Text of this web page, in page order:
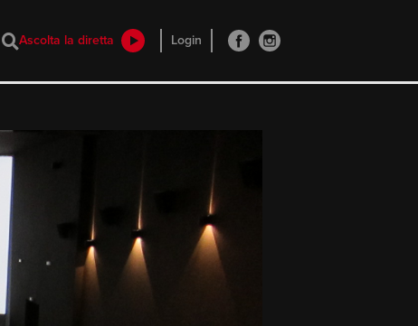
Ascolta la diretta Login